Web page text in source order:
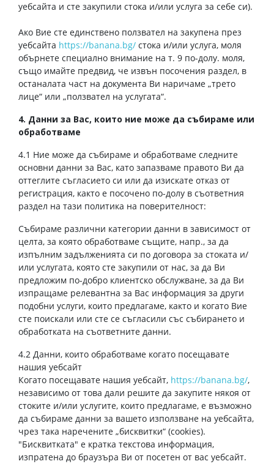
уебсайта и сте закупили стока и/или услуга за себе си).
Ако Вие сте единствено ползвател на закупена през
уебсайта https://banana.bg/ стока и/или услуга, моля
обърнете специално внимание на т. 9 по-долу. моля,
също имайте предвид, че извън посочения раздел, в
останалата част на документа Ви наричаме „трето
лице“ или „ползвател на услугата“.
4. Данни за Вас, които ние може да събираме или
обработваме
4.1 Ние може да събираме и обработваме следните
основни данни за Вас, като запазваме правото Ви да
оттеглите съгласието си или да изискате отказ от
регистрация, както е посочено по-долу в съответния
раздел на тази политика на поверителност:
Събираме различни категории данни в зависимост от
целта, за която обработваме същите, напр., за да
изпълним задълженията си по договора за стоката и/
или услугата, която сте закупили от нас, за да Ви
предложим по-добро клиентско обслужване, за да Ви
изпращаме релевантна за Вас информация за други
подобни услуги, които предлагаме, както и когато Вие
сте поискали или сте се съгласили със събирането и
обработката на съответните данни.
4.2 Данни, които обработваме когато посещавате
нашия уебсайт
Когато посещавате нашия уебсайт, https://banana.bg/,
независимо от това дали решите да закупите някоя от
стоките и/или услугите, които предлагаме, е възможно
да събираме данни за вашето използване на уебсайта,
чрез така наречените „бисквитки“ (cookies).
"Бисквитката" е кратка текстова информация,
изпратена до браузъра Ви от посетен от вас уебсайт.